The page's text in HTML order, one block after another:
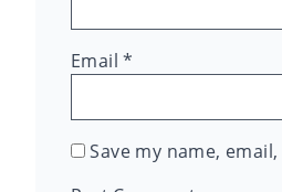
Email*
Save my name,